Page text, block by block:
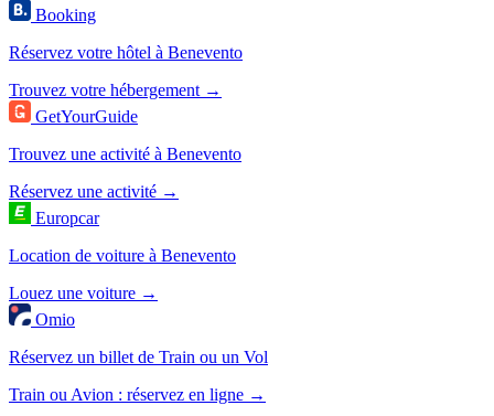
Booking
Réservez votre hôtel à Benevento
Trouvez votre hébergement →
GetYourGuide
Trouvez une activité à Benevento
Réservez une activité →
Europcar
Location de voiture à Benevento
Louez une voiture →
Omio
Réservez un billet de Train ou un Vol
Train ou Avion : réservez en ligne →